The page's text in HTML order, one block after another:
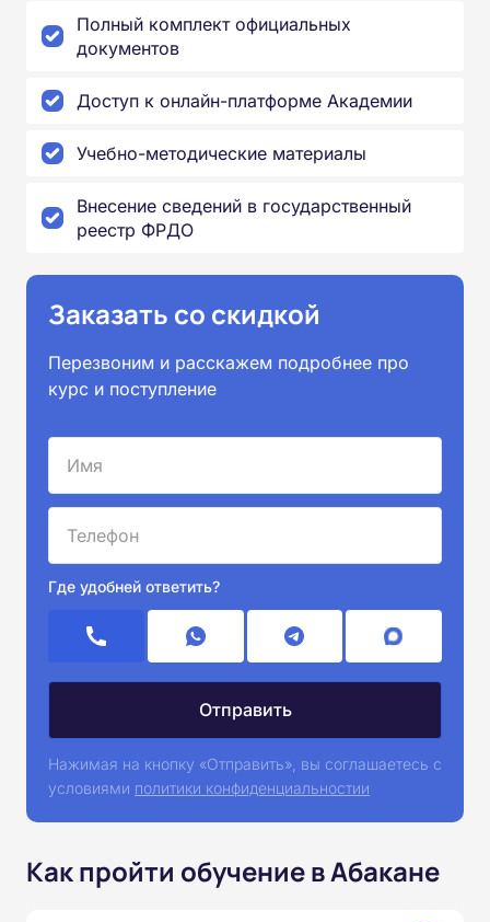
Полный комплект официальных
документов
Доступ к онлайн-платформе Академии
Учебно-методические материалы
Внесение сведений в государственный
реестр ФРДО
Заказать со скидкой
Перезвоним и расскажем подробнее про
курс и поступление
Где удобней ответить?
Нажимая на кнопку «Отправить», вы соглашаетесь с
условиями политики конфиденциальностии
Как пройти обучение в Абакане